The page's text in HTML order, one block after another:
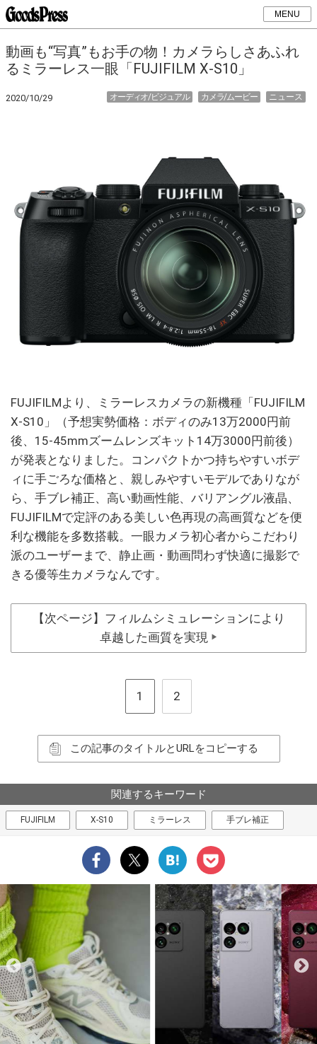
MENU
動画も“写真”もお手の物！カメラらしさあふれ
るミラーレス一眼「FUJIFILM X-S10」
2020/10/29 ニュース
カメラ/ムービー
オーディオ/ビジュアル
FUJIFILMより、ミラーレスカメラの新機種「FUJIFILM
X-S10」（予想実勢価格：ボディのみ13万2000円前
後、15-45mmズームレンズキット14万3000円前後）
が発表となりました。コンパクトかつ持ちやすいボデ
ィに手ごろな価格と、親しみやすいモデルでありなが
ら、手ブレ補正、高い動画性能、バリアングル液晶、
FUJIFILMで定評のある美しい色再現の高画質などを便
利な機能を多数搭載。一眼カメラ初心者からこだわり
派のユーザーまで、静止画・動画問わず快適に撮影で
きる優等生カメラなんです。
【次ページ】フィルムシミュレーションにより
卓越した画質を実現
▶
1 2
この記事のタイトルとURLをコピーする
関連するキーワード
FUJIFILM X-S10 ミラーレス 手ブレ補正